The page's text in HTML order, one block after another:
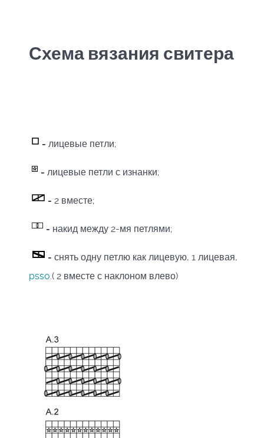
Схема вязания свитера
- лицевые петли;
- лицевые петли с изнанки;
- 2 вместе;
- накид между 2-мя петлями;
- снять одну петлю как лицевую, 1 лицевая,
psso .( 2 вместе с наклоном влево)